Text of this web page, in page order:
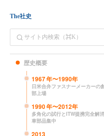
The社史
歴史概要
1967年〜1990年
日米合弁ファスナーメーカーの
部上場
1990年〜2012年
多角化の試行とITW提携完全解
車部品集中
2013